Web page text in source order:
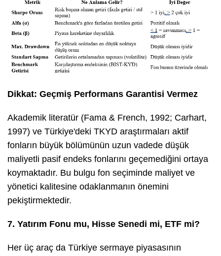
Dikkat: Geçmiş Performans Garantisi Vermez
Akademik literatür (Fama & French, 1992; Carhart,
1997) ve Türkiye'deki TKYD araştırmaları aktif
fonların büyük bölümünün uzun vadede düşük
maliyetli pasif endeks fonlarını geçemediğini ortaya
koymaktadır. Bu bulgu fon seçiminde maliyet ve
yönetici kalitesine odaklanmanın önemini
pekiştirmektedir.
7. Yatırım Fonu mu, Hisse Senedi mi, ETF mi?
Her üç araç da Türkiye sermaye piyasasının